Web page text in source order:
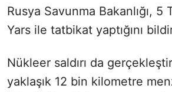
Rusya Savunma Bakanlığı, 5
Yars ile tatbikat yaptığını
Nükleer saldırı da
yaklaşık 12 bin kilometre